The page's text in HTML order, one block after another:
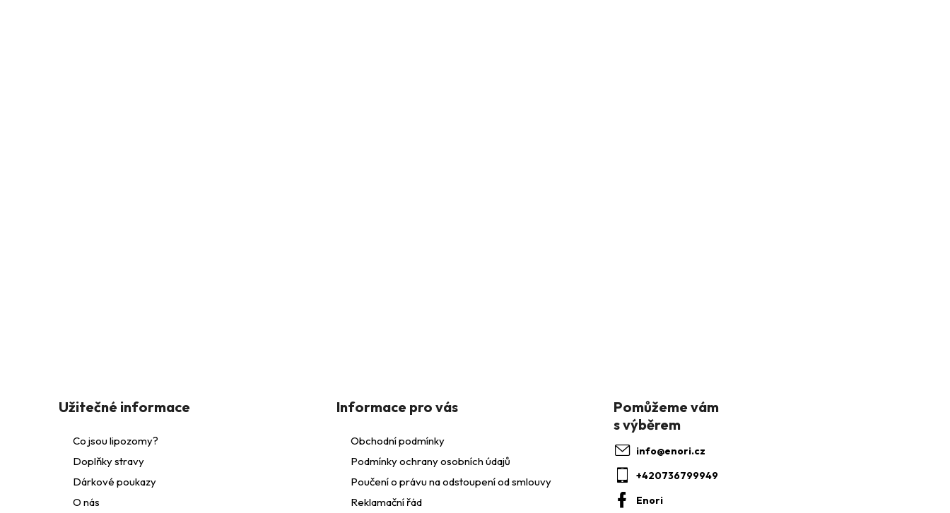
Užitečné informace
Co jsou lipozomy?
Doplňky stravy
Dárkové poukazy
O nás
Informace pro vás
Obchodní podmínky
Podmínky ochrany osobních údajů
Poučení o právu na odstoupení od smlouvy
Reklamační řád
info@enori.cz
+420736799949
Enori